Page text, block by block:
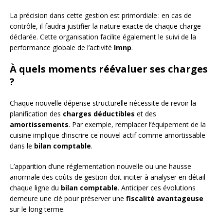
La précision dans cette gestion est primordiale : en cas de
contrôle, il faudra justifier la nature exacte de chaque charge
déclarée. Cette organisation facilite également le suivi de la
performance globale de l’activité lmnp.
À quels moments réévaluer ses charges
?
Chaque nouvelle dépense structurelle nécessite de revoir la
planification des charges déductibles et des
amortissements. Par exemple, remplacer l’équipement de la
cuisine implique d’inscrire ce nouvel actif comme amortissable
dans le bilan comptable.
L’apparition d’une réglementation nouvelle ou une hausse
anormale des coûts de gestion doit inciter à analyser en détail
chaque ligne du bilan comptable. Anticiper ces évolutions
demeure une clé pour préserver une fiscalité avantageuse
sur le long terme.